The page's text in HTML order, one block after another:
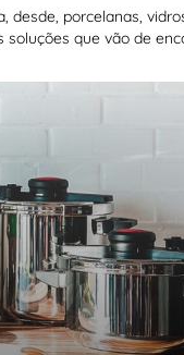
porcelanas,
que vão de